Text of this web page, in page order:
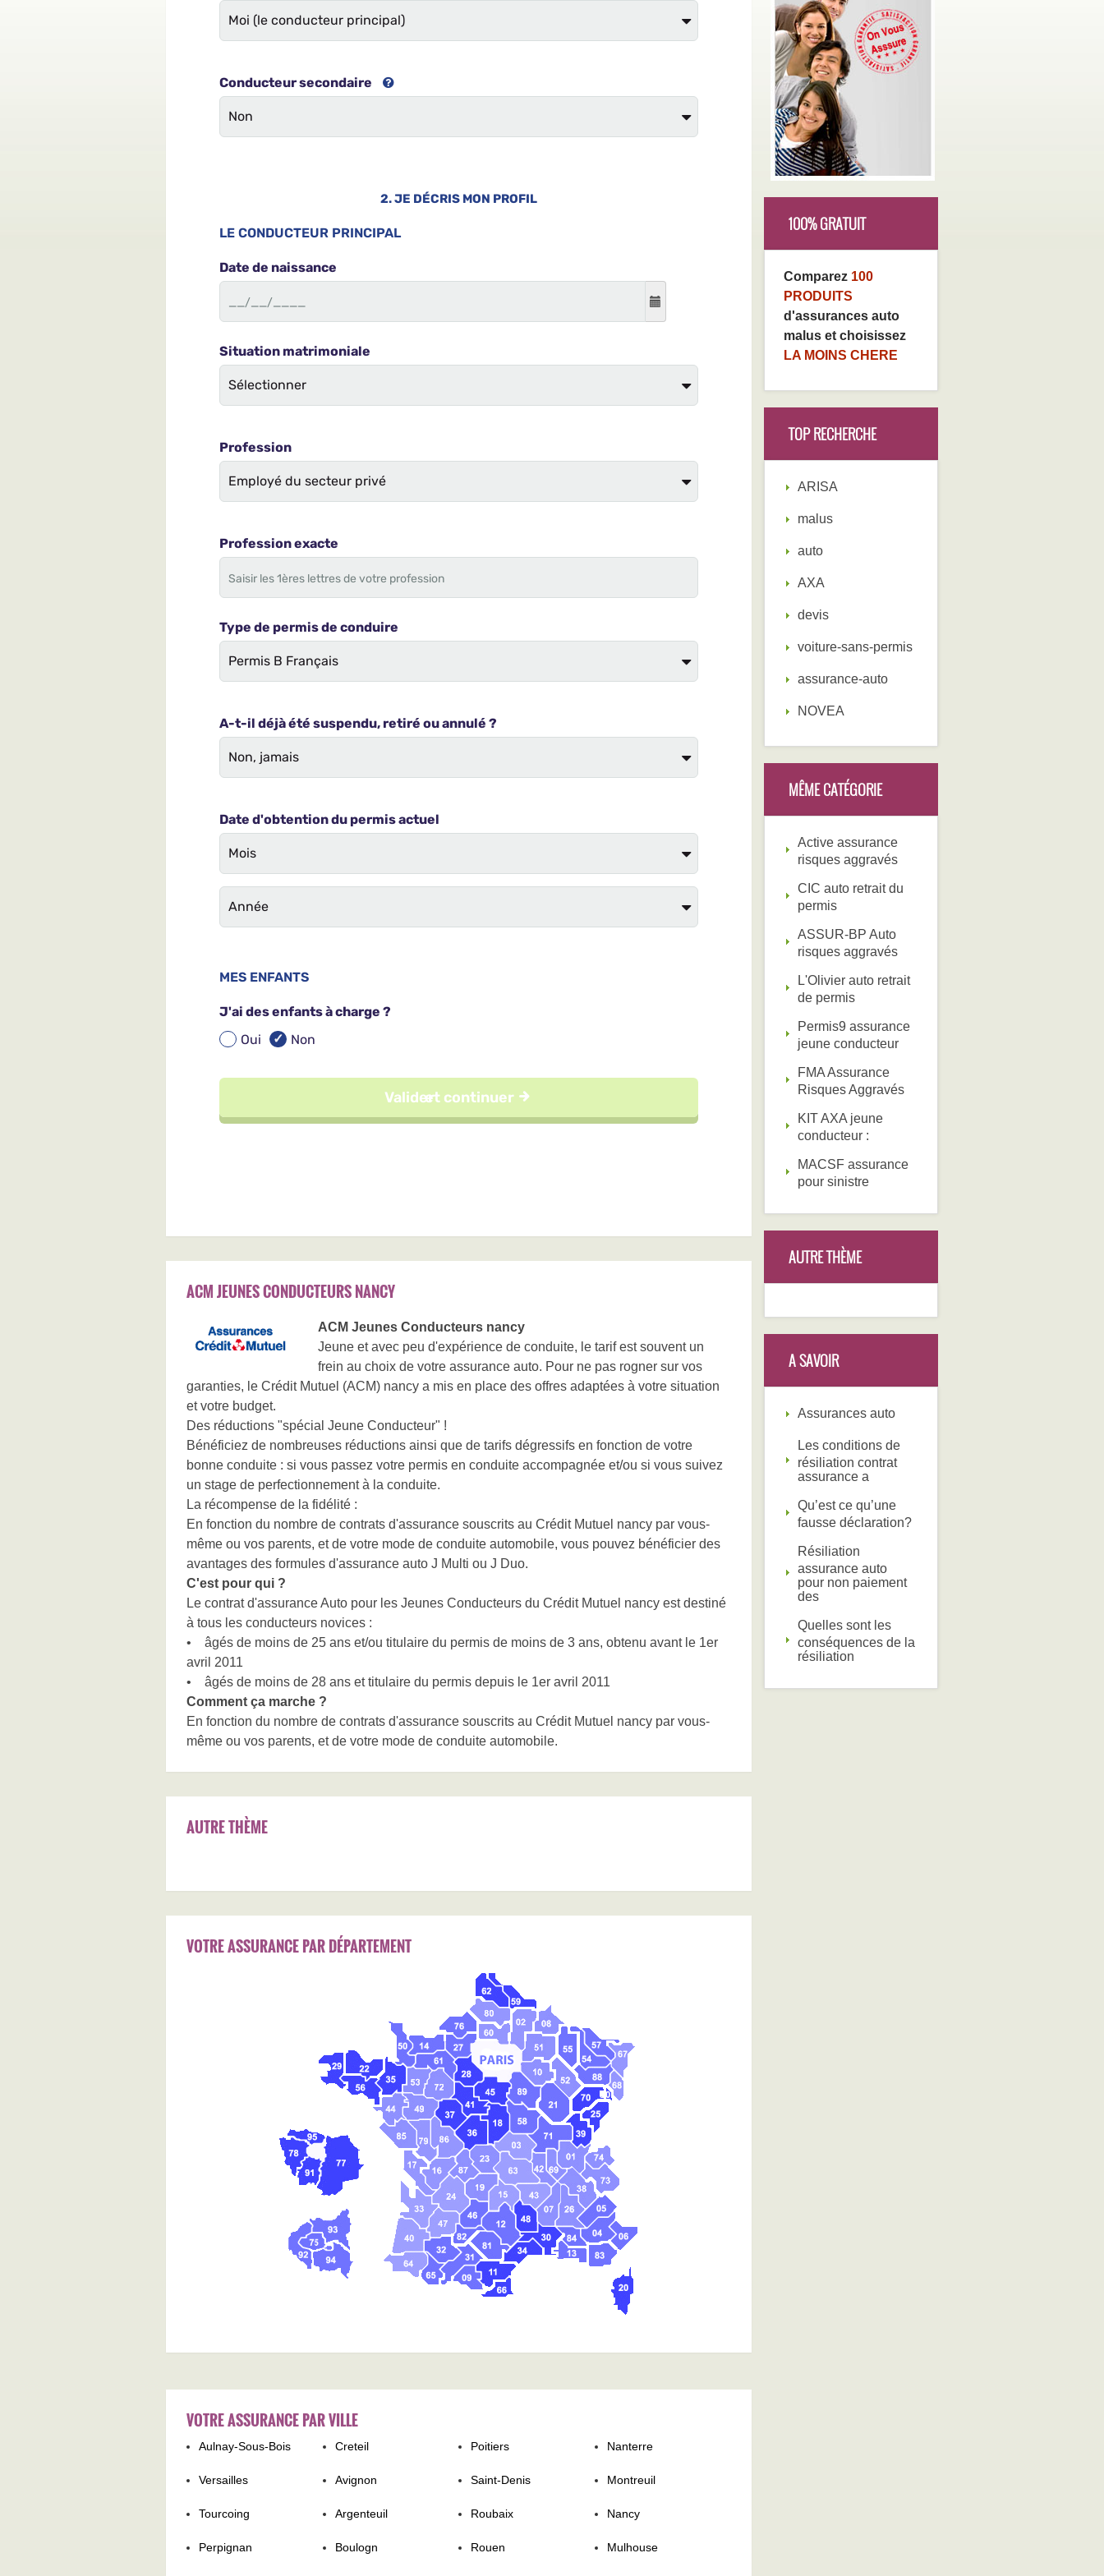
ACM JEUNES CONDUCTEURS NANCY
ACM Jeunes Conducteurs nancy
Jeune et avec peu d'expérience de conduite, le tarif est souvent un
frein au choix de votre assurance auto. Pour ne pas rogner sur vos
garanties, le Crédit Mutuel (ACM) nancy a mis en place des offres adaptées à votre situation
et votre budget.
Des réductions "spécial Jeune Conducteur" !
Bénéficiez de nombreuses réductions ainsi que de tarifs dégressifs en fonction de votre
bonne conduite : si vous passez votre permis en conduite accompagnée et/ou si vous suivez
un stage de perfectionnement à la conduite.
La récompense de la fidélité :
En fonction du nombre de contrats d'assurance souscrits au Crédit Mutuel nancy par vous-
même ou vos parents, et de votre mode de conduite automobile, vous pouvez bénéficier des
avantages des formules d'assurance auto J Multi ou J Duo.
C'est pour qui ?
Le contrat d'assurance Auto pour les Jeunes Conducteurs du Crédit Mutuel nancy est destiné
à tous les conducteurs novices :
• âgés de moins de 25 ans et/ou titulaire du permis de moins de 3 ans, obtenu avant le 1er
avril 2011
• âgés de moins de 28 ans et titulaire du permis depuis le 1er avril 2011
Comment ça marche ?
En fonction du nombre de contrats d'assurance souscrits au Crédit Mutuel nancy par vous-
même ou vos parents, et de votre mode de conduite automobile.
AUTRE THÈME
VOTRE ASSURANCE PAR DÉPARTEMENT
VOTRE ASSURANCE PAR VILLE
Aulnay-Sous-Bois Creteil Poitiers Nanterre
Versailles Avignon Saint-Denis Montreuil
Tourcoing Argenteuil Roubaix Nancy
Perpignan Boulogn Rouen Mulhouse
100% GRATUIT
Comparez 100
PRODUITS
d'assurances auto
malus et choisissez
LA MOINS CHERE
TOP RECHERCHE
ARISA
malus
auto
AXA
devis
voiture-sans-permis
assurance-auto
NOVEA
MÊME CATÉGORIE
Active assurance
risques aggravés
CIC auto retrait du
permis
ASSUR-BP Auto
risques aggravés
L'Olivier auto retrait
de permis
Permis9 assurance
jeune conducteur
FMA Assurance
Risques Aggravés
KIT AXA jeune
conducteur :
MACSF assurance
pour sinistre
AUTRE THÈME
A SAVOIR
Assurances auto
Les conditions de
résiliation contrat
assurance a
Qu’est ce qu’une
fausse déclaration?
Résiliation
assurance auto
pour non paiement
des
Quelles sont les
conséquences de la
résiliation